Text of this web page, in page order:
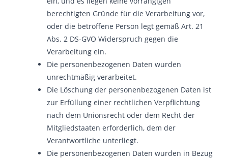
berechtigten Gründe für die Verarbeitung vor,
oder die betroffene Person legt gemäß Art. 21
Abs. 2 DS-GVO Widerspruch gegen die
Verarbeitung ein.
Die personenbezogenen Daten wurden
unrechtmäßig verarbeitet.
Die Löschung der personenbezogenen Daten ist
zur Erfüllung einer rechtlichen Verpflichtung
nach dem Unionsrecht oder dem Recht der
Mitgliedstaaten erforderlich, dem der
Verantwortliche unterliegt.
Die personenbezogenen Daten wurden in Bezug